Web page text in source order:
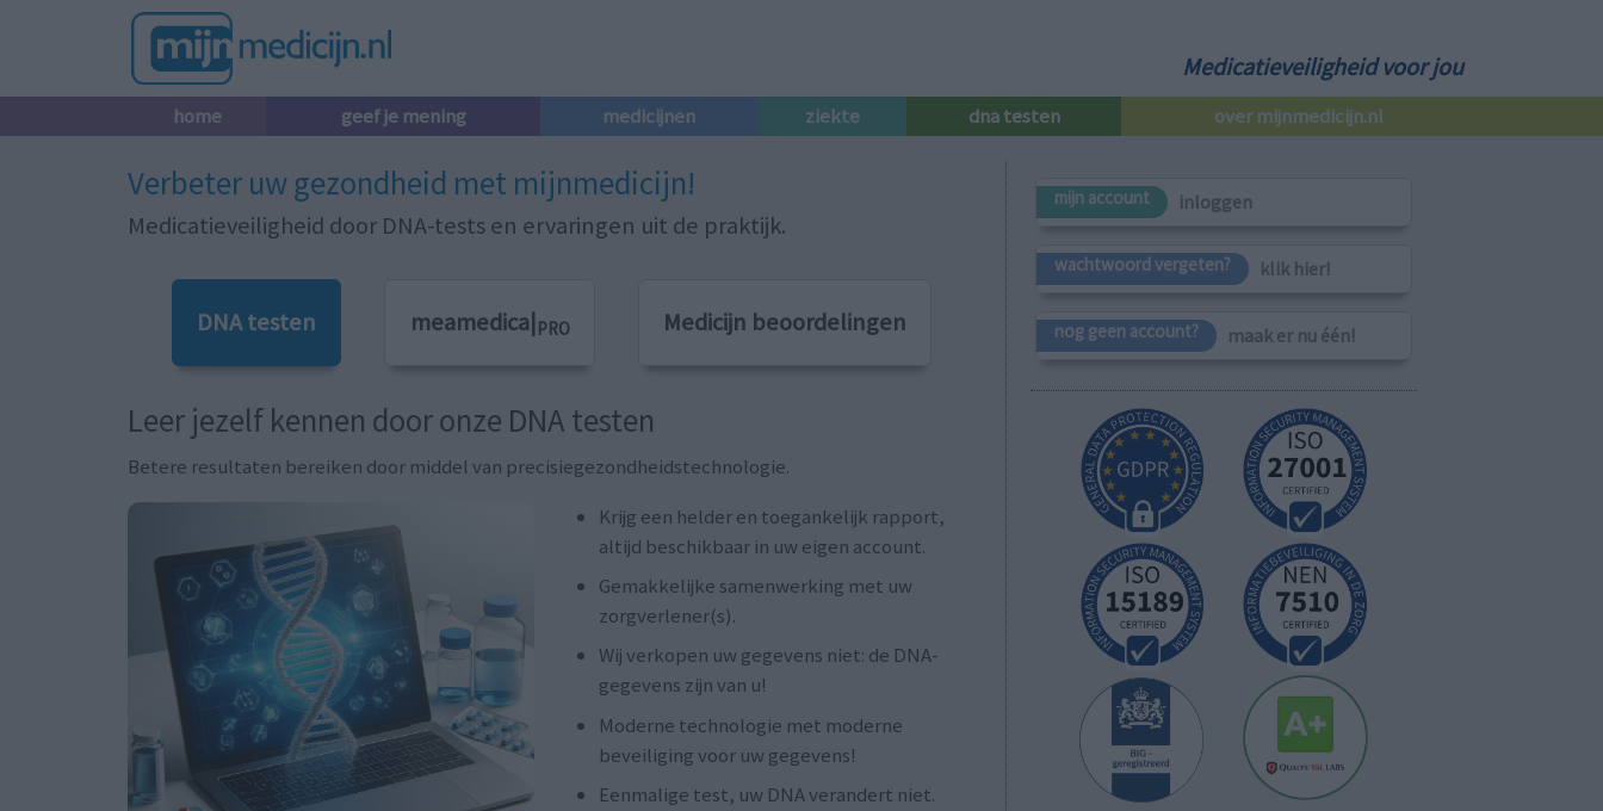
Medicatieveiligheid voor jou
home geef je mening medicijnen ziekte dna testen over mijnmedicijn.nl
Verbeter uw gezondheid met mijnmedicijn!
Medicatieveiligheid door DNA-tests en ervaringen uit de praktijk.
DNA testen meamedica| PRO Medicijn beoordelingen
Leer jezelf kennen door onze DNA testen
Betere resultaten bereiken door middel van precisiegezondheidstechnologie.
Krijg een helder en toegankelijk rapport,
altijd beschikbaar in uw eigen account.
Gemakkelijke samenwerking met uw
zorgverlener(s).
Wij verkopen uw gegevens niet: de DNA-
gegevens zijn van u!
Moderne technologie met moderne
beveiliging voor uw gegevens!
Eenmalige test, uw DNA verandert niet.
mijn account inloggen
wachtwoord vergeten? klik hier!
nog geen account? maak er nu één!